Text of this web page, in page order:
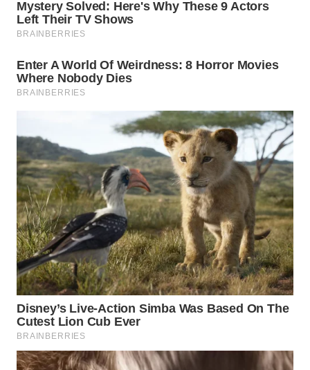
WN
INDRAMAYU
WN
KUNINGAN
MAJALENGKA
WN
SUBANG
WN
SUKABUMI
WN
PURWAKARTA
WN
TIMUR